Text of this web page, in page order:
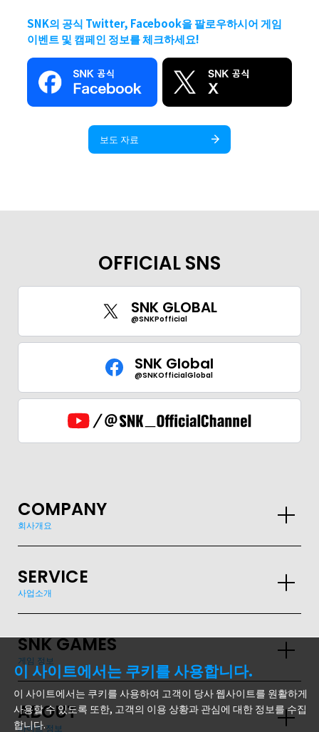
GLOBAL
JPN ENG 한글 繁体 簡体
SNK의 공식 Twitter, Facebook을 팔로우하시어 게임
이벤트 및 캠페인 정보를 체크하세요!
보도 자료
OFFICIAL SNS
SNK GLOBAL
@SNKPofficial
SNK Global
@SNKOfficialGlobal
COMPANY
회사개요
SERVICE
사업소개
SNK GAMES
게임 정보
ABOUT
사이트 정보
이 사이트에서는 쿠키를 사용합니다.
이 사이트에서는 쿠키를 사용하여 고객이 당사 웹사이트를 원활하게
사용할 수 있도록 또한, 고객의 이용 상황과 관심에 대한 정보를 수집
합니다.